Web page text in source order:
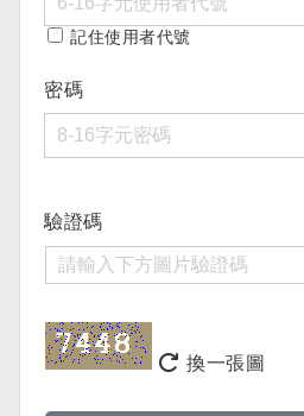
記住使用者代號
密碼
驗證碼
換一張圖